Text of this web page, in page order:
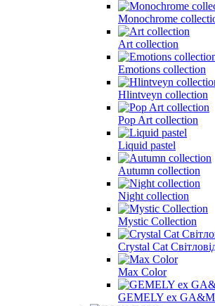
Monochrome
Art collection
Emotions collection
Hlintveyn collection
Pop Art collection
Liquid pastel
Autumn collection
Night collection
Mystic Collection
Crystal Cat
Max Color
GEMELY ex